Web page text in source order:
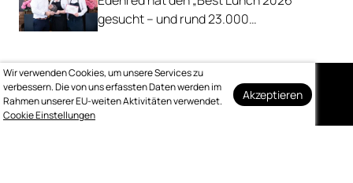
gesucht – und rund 23.000
sich den begehrten Award in die Linzer
Herrenstraße.
Auf dem Laufenden
Wir verwenden Cookies, um unsere Services zu
verbessern. Die von uns erfassten Daten werden im
Rahmen unserer EU-weiten Aktivitäten verwendet.
Cookie Einstellungen
Akzeptieren